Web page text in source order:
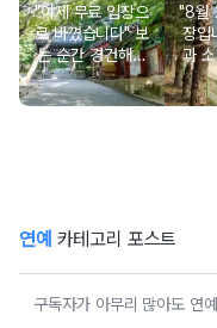
"이제 무료 입장으
로 바꼈습니다" 보
는 순간 경건해지
고 마음이 편안해
지는 사찰 여행지
"8월
장입
과
붙어
남
연예 카테고리 포스트
구독자가 아무리 많아도 연